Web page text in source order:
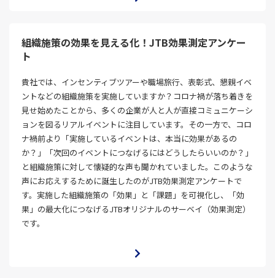
組織施策の効果を見える化！JTB効果測定アンケー
ト
貴社では、インセンティブツアーや職場旅行、表彰式、懇親イベ
ントなどの組織施策を実施していますか？コロナ禍が落ち着きを
見せ始めたことから、多くの企業が人と人が直接コミュニケーシ
ョンを図るリアルイベントに注目しています。その一方で、コロ
ナ禍前より「実施しているイベントは、本当に効果があるの
か？」「次回のイベントにつなげるにはどうしたらいいのか？」
と組織施策に対して懐疑的な声も聞かれていました。このような
声にお応えするために誕生したのがJTB効果測定アンケートで
す。実施した組織施策の「効果」と「課題」を可視化し、「効
果」の最大化につなげるJTBオリジナルのサーベイ（効果測定）
です。